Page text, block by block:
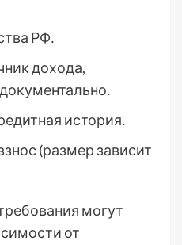
РФ․
дохода,
история․
(размер зависит
могут
от